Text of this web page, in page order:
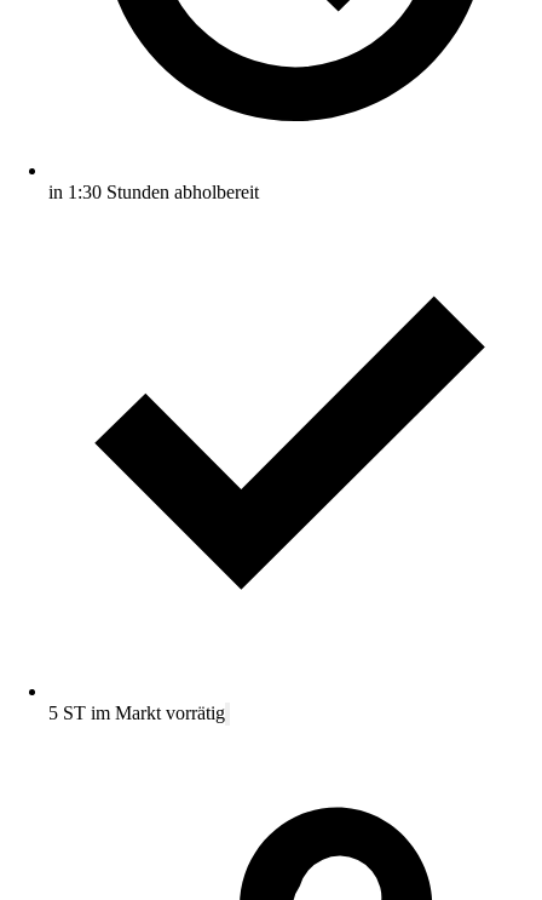
in 1:30 Stunden abholbereit
5 ST im Markt vorrätig